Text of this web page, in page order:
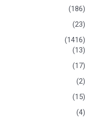
(186)
(23)
(1416)
(13)
(17)
(2)
(15)
(4)